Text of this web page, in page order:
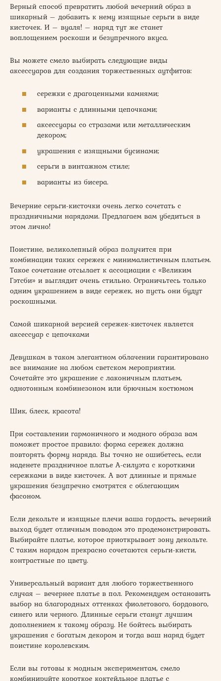
Верный способ превратить любой вечерний образ в
шикарный – добавить к нему изящные серьги в виде
кисточек. И – вуаля! – наряд тут же станет
воплощением роскоши и безупречного вкуса.
Вы можете смело выбирать следующие виды
аксессуаров для создания торжественных аутфитов:
сережки с драгоценными камнями;
варианты с длинными цепочками;
аксессуары со стразами или металлическим
декором;
украшения с изящными бусинами;
серьги в винтажном стиле;
варианты из бисера.
Вечерние серьги-кисточки очень легко сочетать с
праздничными нарядами. Предлагаем вам убедиться в
этом лично!
Поистине, великолепный образ получится при
комбинации таких сережек с минималистичным платьем.
Такое сочетание отсылает к ассоциации с «Великим
Гэтсби» и выглядит очень стильно. Ограничьтесь только
одним украшением в виде сережек, но пусть они будут
роскошными.
Самой шикарной версией сережек-кисточек является
аксессуар с цепочками
Девушкам в таком элегантном облачении гарантировано
все внимание на любом светском мероприятии.
Сочетайте это украшение с лаконичным платьем,
однотонным комбинезоном или брючным костюмом
Шик, блеск, красота!
При составлении гармоничного и модного образа вам
поможет простое правило: форма сережек должна
повторять форму наряда. Вы точно не ошибетесь, если
наденете праздничное платье А-силуэта с короткими
сережками в виде кисточек. А вот длинные и прямые
украшения безупречно смотрятся с облегающим
фасоном.
Если декольте и изящные плечи ваша гордость, вечерний
выход будет отличным поводом это продемонстрировать.
Выбирайте платье, которое приоткрывает зону декольте.
С таким нарядом прекрасно сочетаются серьги-кисти,
контрастные по цвету.
Универсальный вариант для любого торжественного
случая – вечернее платье в пол. Рекомендуем остановить
выбор на благородных оттенках фиолетового, бордового,
синего или черного. Длинные серьги станут лучшим
дополнением к такому образу. Не бойтесь выбирать
украшения с богатым декором и тогда ваш наряд будет
поистине королевским.
Если вы готовы к модным экспериментам, смело
комбинируйте короткое коктейльное платье с